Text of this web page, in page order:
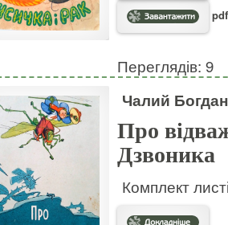
Переглядів: 9
Чалий
Про
Дзвоника
Комплект